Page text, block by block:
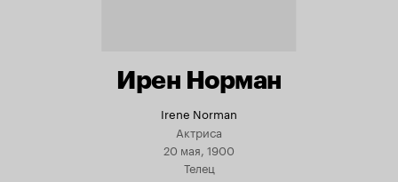
Ирен Норман
Irene Norman
Актриса
20 мая, 1900
Телец